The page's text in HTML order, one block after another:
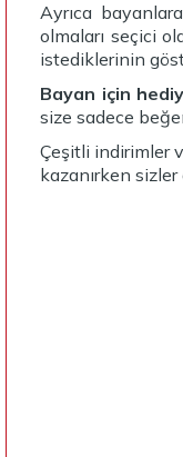
Ayrıca
olmaları seçici
istediklerinin
Bayan için
size sadece
Çeşitli indirimler
kazanırken